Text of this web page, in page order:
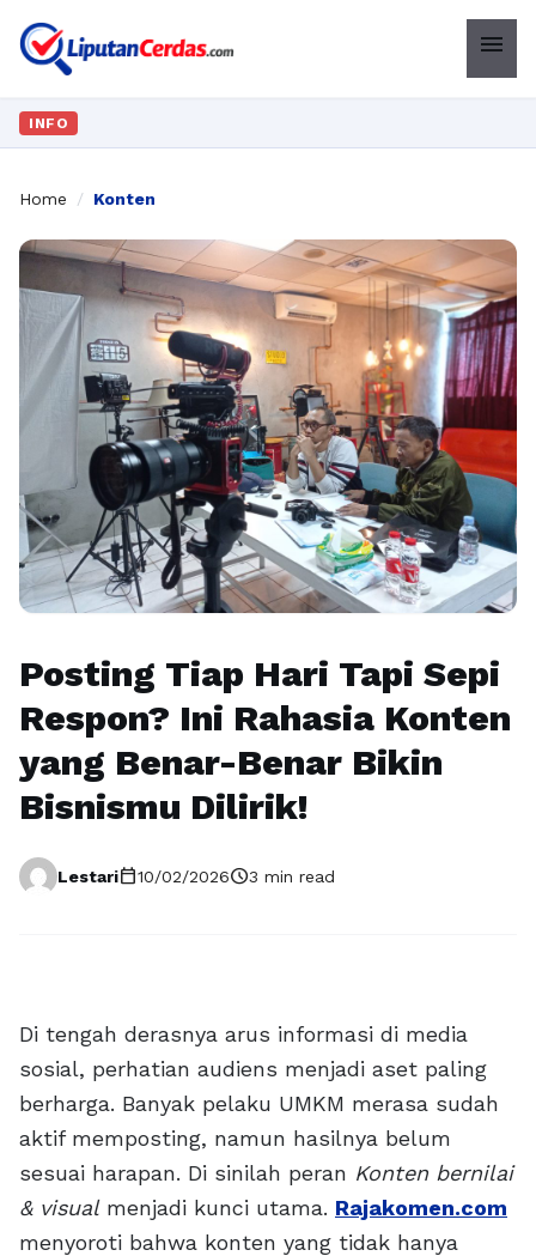
menu
INFO
Home / Konten
Posting Tiap Hari Tapi Sepi
Respon? Ini Rahasia Konten
yang Benar-Benar Bikin
Bisnismu Dilirik!
Lestaricalendar_today10/02/2026schedule3 min read
Di tengah derasnya arus informasi di media
sosial, perhatian audiens menjadi aset paling
berharga. Banyak pelaku UMKM merasa sudah
aktif memposting, namun hasilnya belum
sesuai harapan. Di sinilah peran Konten bernilai
& visualmenjadi kunci utama. Rajakomen.com
menyoroti bahwa konten yang tidak hanya